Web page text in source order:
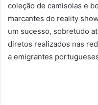
coleção de camisolas e
marcantes do reality
um sucesso, sobretudo
diretos realizados nas
a emigrantes